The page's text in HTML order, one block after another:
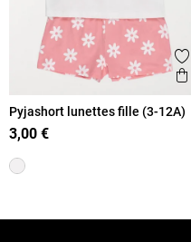
Pyjashort lunettes fille (3-12A)
3,00 €